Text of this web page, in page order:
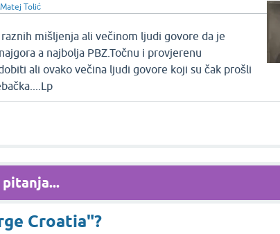
Matej Tolić
mišljenja ali večinom ljudi govore da je
a najbolja PBZ.Točnu i provjerenu
ali ovako večina ljudi govore koji su čak prošli
pitanja...
Croatia"?